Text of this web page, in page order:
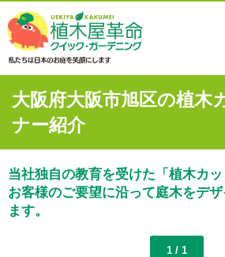
大阪府大阪市旭区の植木
ナー紹介
当社独自の教育を受けた「植木カッ
お客様のご要望に沿って庭木をデ
ます。
1 / 1